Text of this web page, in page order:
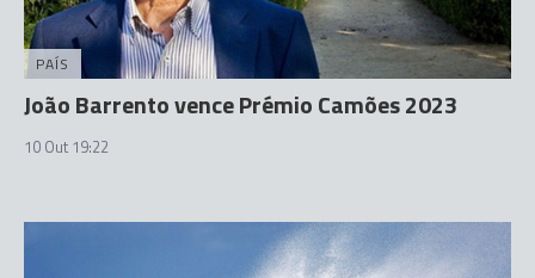
PAÍS
João Barrento vence Prémio Camões 2023
10 Out 19:22